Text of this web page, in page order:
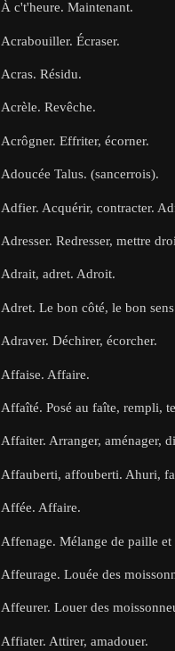
À c't'heure. Maintenant.
Acrabouiller. Écraser.
Acras. Résidu.
Acrèle. Revêche.
Acrôgner. Effriter, écorner.
Adoucée Talus. (sancerrois).
Adfier. Acquérir, contracter.
Adresser. Redresser, mettre
Adrait, adret. Adroit.
Adret. Le bon côté, le bon
Adraver. Déchirer, écorcher.
Affaise. Affaire.
Affaîté. Posé au faîte, rempli,
Affaiter. Arranger, aménager,
Affauberti, affouberti. Ahuri,
Affée. Affaire.
Affenage. Mélange de paille
Affeurage. Louée des
Affeurer. Louer des
Affiater. Attirer, amadouer.